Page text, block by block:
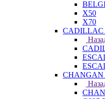
X50
X70
CADILLAC
CHANGAN